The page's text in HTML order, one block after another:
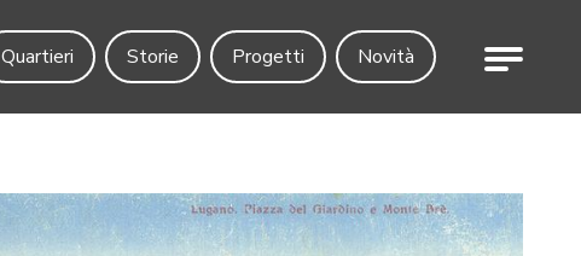
Quartieri Storie Progetti Novità Menu